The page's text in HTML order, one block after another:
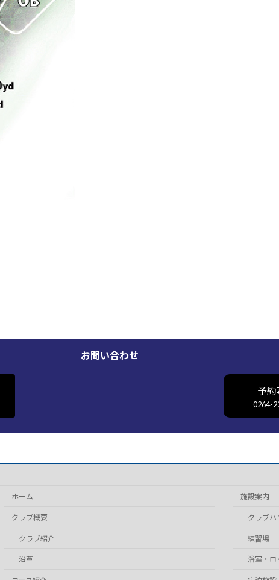
お問い合わせ
予
0264-
ホーム
クラブ概要
クラブ紹介
沿革
施設案内
クラブハ
練習場
浴室・ロ